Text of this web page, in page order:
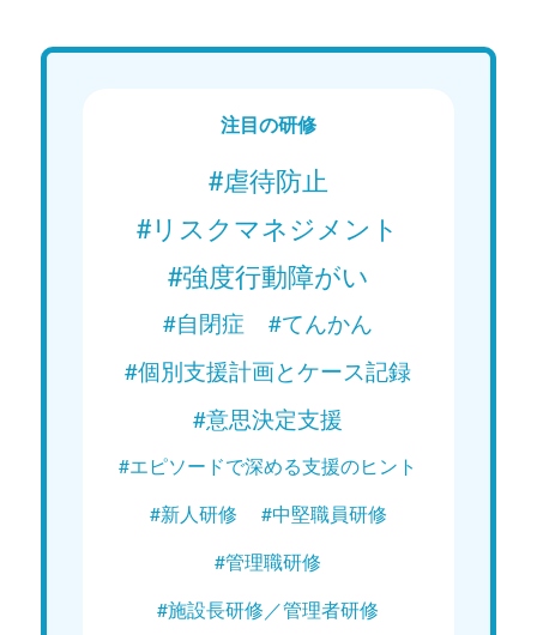
注目の研修
#虐待防止
#リスクマネジメント
#強度行動障がい
#自閉症
#てんかん
#個別支援計画とケース記録
#意思決定支援
#エピソードで深める支援のヒント
#新人研修
#中堅職員研修
#管理職研修
#施設長研修／管理者研修